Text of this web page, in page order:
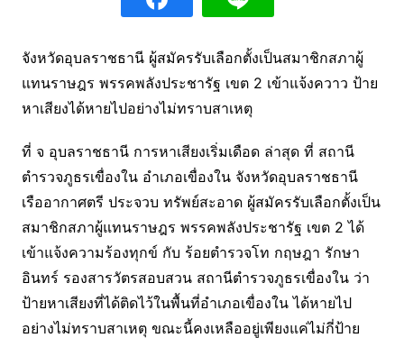
จังหวัดอุบลราชธานี ผู้สมัครรับเลือกตั้งเป็นสมาชิกสภาผู้
แทนราษฎร พรรคพลังประชารัฐ เขต 2 เข้าแจ้งควาว ป้าย
หาเสียงได้หายไปอย่างไม่ทราบสาเหตุ
ที่ จ อุบลราชธานี การหาเสียงเริ่มเดือด ล่าสุด ที่ สถานี
ตำรวจภูธรเขื่องใน อำเภอเขื่องใน จังหวัดอุบลราชธานี
เรืออากาศตรี ประจวบ ทรัพย์สะอาด ผู้สมัครรับเลือกตั้งเป็น
สมาชิกสภาผู้แทนราษฎร พรรคพลังประชารัฐ เขต 2 ได้
เข้าแจ้งความร้องทุกข์ กับ ร้อยตำรวจโท กฤษฎา รักษา
อินทร์ รองสารวัตรสอบสวน สถานีตำรวจภูธรเขื่องใน ว่า
ป้ายหาเสียงที่ได้ติดไว้ในพื้นที่อำเภอเขื่องใน ได้หายไป
อย่างไม่ทราบสาเหตุ ขณะนี้คงเหลืออยู่เพียงแค่ไม่กี่ป้าย